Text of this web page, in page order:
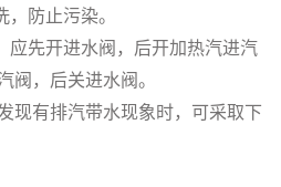
防止污染。
先开进水阀，后开加热汽进汽
阀，后关进水阀。
现有排汽带水现象时，可采取下